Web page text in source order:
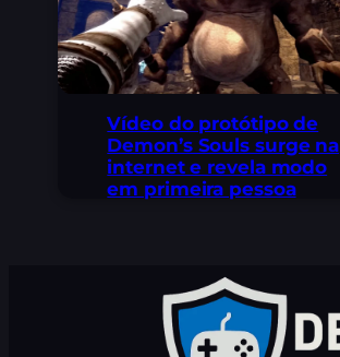
Vídeo do protótipo de
Demon’s Souls surge na
internet e revela modo
em primeira pessoa